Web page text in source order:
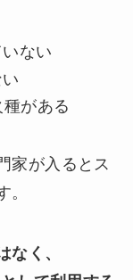
ない
がある
家が入るとス
。
なく、